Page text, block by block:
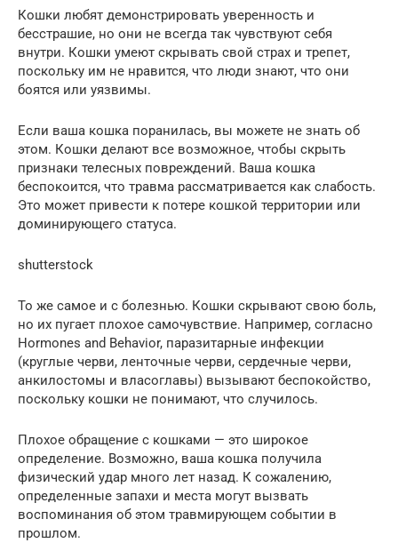
Кошки любят демонстрировать уверенность и
бесстрашие, но они не всегда так чувствуют себя
внутри. Кошки умеют скрывать свой страх и трепет,
поскольку им не нравится, что люди знают, что они
боятся или уязвимы.
Если ваша кошка поранилась, вы можете не знать об
этом. Кошки делают все возможное, чтобы скрыть
признаки телесных повреждений. Ваша кошка
беспокоится, что травма рассматривается как слабость.
Это может привести к потере кошкой территории или
доминирующего статуса.
shutterstock
То же самое и с болезнью. Кошки скрывают свою боль,
но их пугает плохое самочувствие. Например, согласно
Hormones and Behavior, паразитарные инфекции
(круглые черви, ленточные черви, сердечные черви,
анкилостомы и власоглавы) вызывают беспокойство,
поскольку кошки не понимают, что случилось.
Плохое обращение с кошками — это широкое
определение. Возможно, ваша кошка получила
физический удар много лет назад. К сожалению,
определенные запахи и места могут вызвать
воспоминания об этом травмирующем событии в
прошлом.